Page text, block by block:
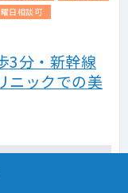
曜日相談可
3分・新幹線
ニックでの美
を学ぶことも可能